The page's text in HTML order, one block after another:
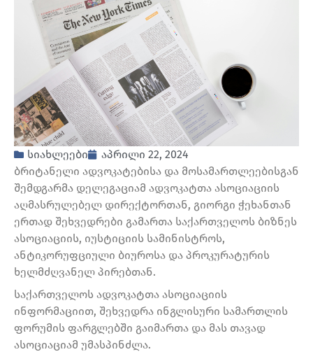
სიახლეები
აპრილი 22, 2024
ბრიტანელი ადვოკატებისა და მოსამართლეებისგან
შემდგარმა დელეგაციამ ადვოკატთა ასოციაციის
აღმასრულებელ დირექტორთან, გიორგი ჭეხანთან
ერთად შეხვედრები გამართა საქართველოს ბიზნეს
ასოციაციის, იუსტიციის სამინისტროს,
ანტიკორუფციული ბიუროსა და პროკურატურის
ხელმძღვანელ პირებთან.
საქართველოს ადვოკატთა ასოციაციის
ინფორმაციით, შეხვედრა ინგლისური სამართლის
ფორუმის ფარგლებში გაიმართა და მას თავად
ასოციაციამ უმასპინძლა.